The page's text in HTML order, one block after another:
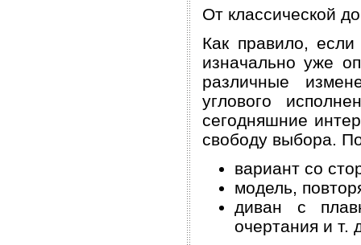
От классической
Как правило,
изначально уже
различные
углового
сегодняшние
свободу выбора.
вариант со
модель,
диван с
очертания и т.